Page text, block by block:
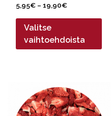
5,95€ – 19,90€Hintaluokka:
19,90€
Valitse
vaihtoehdoista
tuotteella